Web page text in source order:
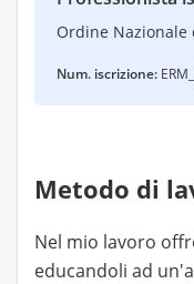
Ordine Nazionale
Num. iscrizione:
Metodo di
Nel mio lavoro
educandoli ad